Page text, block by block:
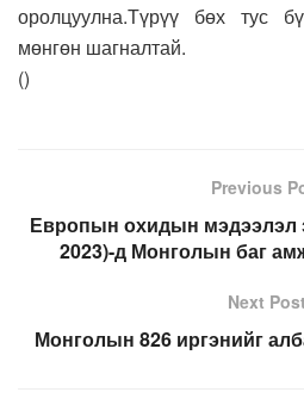
оролцуулна.Түрүү бөх тус
мөнгөн шагналтай.
()
Previous
Европын охидын мэдээлэл
2023)-д Монголын баг
Next Post
Монголын 826 иргэнийг